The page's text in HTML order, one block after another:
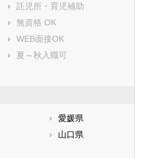
託児所・育児補助
無資格 OK
WEB面接OK
夏～秋入職可
愛媛県
山口県